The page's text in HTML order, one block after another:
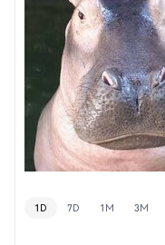
1D 7D 1M 3M